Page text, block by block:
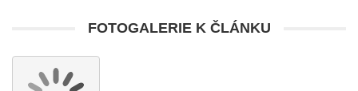
FOTOGALERIE K ČLÁNKU